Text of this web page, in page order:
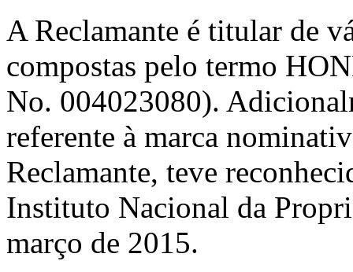
A Reclamante é titular de
compostas pelo termo
No. 004023080).
referente à marca
Reclamante, teve
Instituto Nacional da
março de 2015.